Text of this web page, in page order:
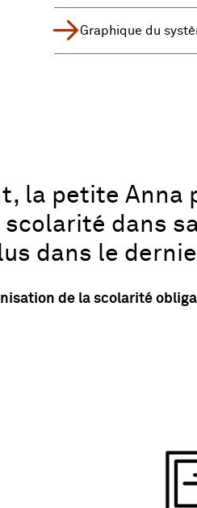
Graphique du
la petite Anna
dans
dans le
de la scolarité